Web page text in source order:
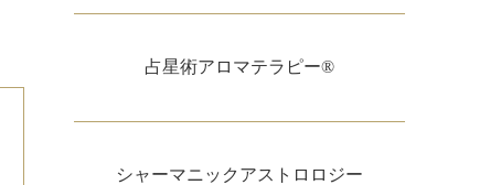
占星術アロマテラピー®
シャーマニックアストロロジー